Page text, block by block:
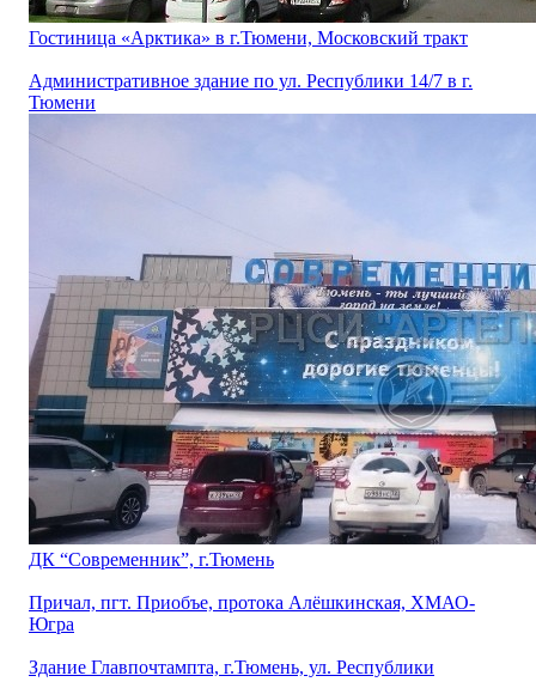
Гостиница «Арктика» в г.Тюмени, Московский тракт
Административное здание по ул. Республики 14/7 в г.
Тюмени
ДК “Современник”, г.Тюмень
Причал, пгт. Приобъе, протока Алёшкинская, ХМАО-
Югра
Здание Главпочтампта, г.Тюмень, ул. Республики